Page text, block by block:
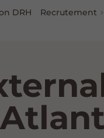
DRH Recrutement